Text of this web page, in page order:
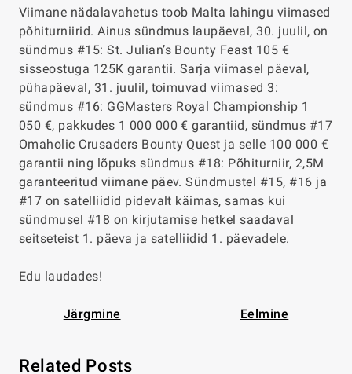
Viimane nädalavahetus toob Malta lahingu viimased
põhiturniirid. Ainus sündmus laupäeval, 30. juulil, on
sündmus #15: St. Julian’s Bounty Feast 105 €
sisseostuga 125K garantii. Sarja viimasel päeval,
pühapäeval, 31. juulil, toimuvad viimased 3:
sündmus #16: GGMasters Royal Championship 1
050 €, pakkudes 1 000 000 € garantiid, sündmus #17
Omaholic Crusaders Bounty Quest ja selle 100 000 €
garantii ning lõpuks sündmus #18: Põhiturniir, 2,5M
garanteeritud viimane päev. Sündmustel #15, #16 ja
#17 on satelliidid pidevalt käimas, samas kui
sündmusel #18 on kirjutamise hetkel saadaval
seitseteist 1. päeva ja satelliidid 1. päevadele.
Edu laudades!
Järgmine Eelmine
Related Posts